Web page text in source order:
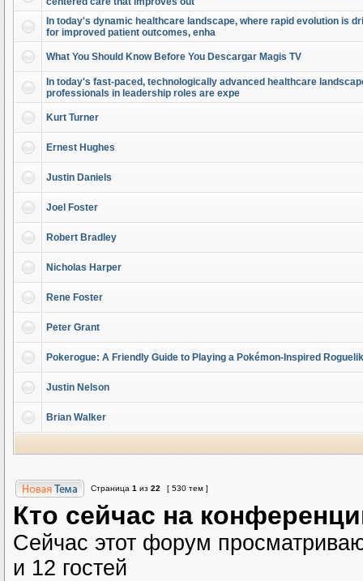
In today's dynamic healthcare landscape, where rapid evolution is
for improved patient outcomes, enha
What You Should Know Before You Descargar Magis TV
In today's fast-paced, technologically advanced healthcare
professionals in leadership roles are expe
Kurt Turner
Ernest Hughes
Justin Daniels
Joel Foster
Robert Bradley
Nicholas Harper
Rene Foster
Peter Grant
Pokerogue: A Friendly Guide to Playing a Pokémon-Inspired
Justin Nelson
Brian Walker
Страница 1 из 22 [ 530 тем ]
Кто сейчас на
Сейчас этот форум
и 12 гостей